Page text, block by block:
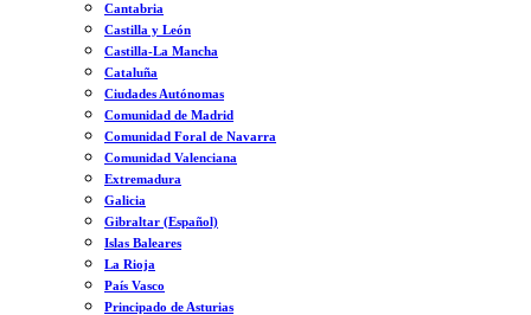
Cantabria
Castilla y León
Castilla-La Mancha
Cataluña
Ciudades Autónomas
Comunidad de Madrid
Comunidad Foral de Navarra
Comunidad Valenciana
Extremadura
Galicia
Gibraltar (Español)
Islas Baleares
La Rioja
País Vasco
Principado de Asturias